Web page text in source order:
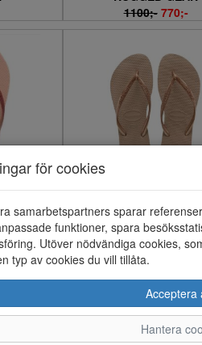
1100;- 770;-
450;-
för cookies
samarbetspartners sparar
funktioner, spara
Utöver nödvändiga cookies,
typ av cookies du vill tillåta.
Acceptera
Hantera